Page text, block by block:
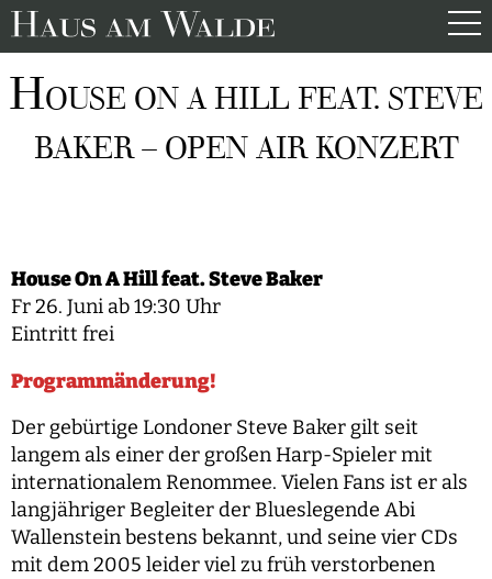
HOUSE ON A HILL FEAT. STEVE
BAKER – OPEN AIR KONZERT
House On A Hill feat. Steve Baker
Fr 26. Juni ab 19:30 Uhr
Eintritt frei
Programmänderung!
Der gebürtige Londoner Steve Baker gilt seit
langem als einer der großen Harp-Spieler mit
internationalem Renommee. Vielen Fans ist er als
langjähriger Begleiter der Blueslegende Abi
Wallenstein bestens bekannt, und seine vier CDs
mit dem 2005 leider viel zu früh verstorbenen